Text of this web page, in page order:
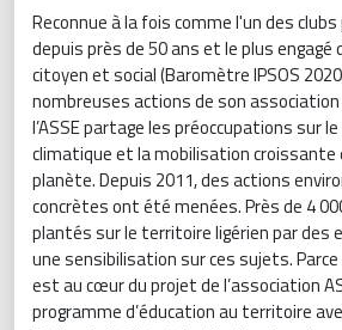
Reconnue à la fois comme l'un des
depuis près de 50 ans et le plus engagé
citoyen et social (Baromètre IPSOS
nombreuses actions de son
l’ASSE partage les préoccupations sur
climatique et la mobilisation croissante
planète. Depuis 2011, des actions
concrètes ont été menées. Près de 4
plantés sur le territoire ligérien par des
une sensibilisation sur ces sujets.
est au cœur du projet de l’association
programme d’éducation au territoire